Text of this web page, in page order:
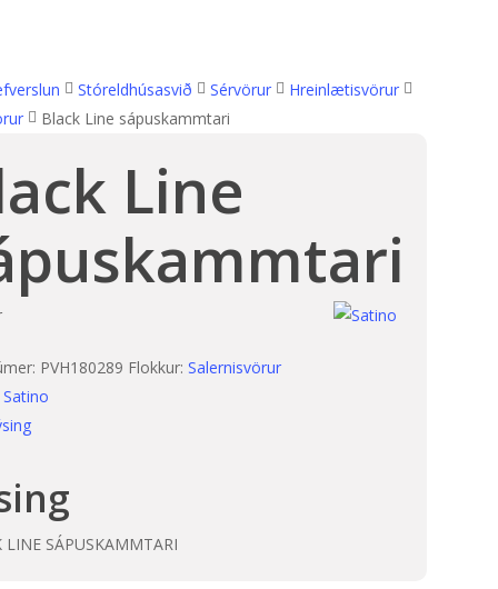
Stóreldhúsasvið Sérvörur
Hreinlætisvörur
Black Line sápuskammtari
Line
PVH180289 Flokkur: Salernisvörur
Satino
LINE SÁPUSKAMMTARI